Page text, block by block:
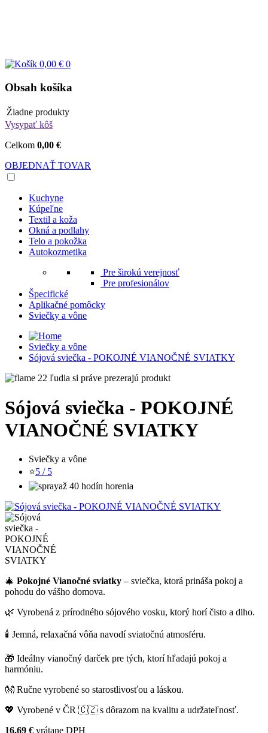
0,00 € 0
Obsah košíka
Žiadne produkty
Vysypať kôš
Celkom 0,00 €
OBJEDNAŤ TOVAR
Kuchyne
Kúpeľne
Textil a koža
Okná a podlahy
Telo a pokožka
Autokozmetika
Pre širokú verejnosť
Pre profesionálov
Špecifické
Aplikačné pomôcky
Sviečky a vône
Sviečky a vône
Sójová sviečka - POKOJNÉ VIANOČNÉ SVIATKY
22 ľudia si práve prezerajú produkt
Sójová sviečka - POKOJNÉ
VIANOČNÉ SVIATKY
Sviečky a vône
⭐5 / 5
až 40 hodín horenia
🎄 Pokojné Vianočné sviatky – sviečka, ktorá prináša pokoj a
pohodu do vášho domova.
🌿 Vyrobená z prírodného sójového vosku, ktorý horí čisto a dlho.
🕯️ Jemná, relaxačná vôňa navodí sviatočnú atmosféru.
🎁 Ideálny vianočný darček pre tých, ktorí hľadajú pokoj a
harmóniu.
👐 Ručne vyrobené so starostlivosťou a láskou.
💖 Vyrobené v ČR 🇨🇿 s dôrazom na kvalitu a udržateľnosť.
16,69 € vrátane DPH